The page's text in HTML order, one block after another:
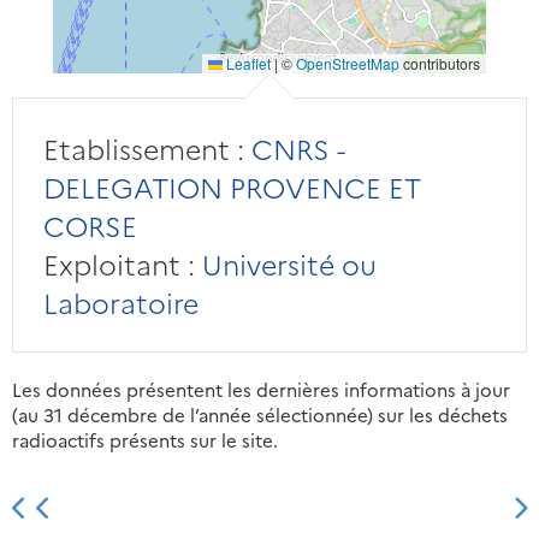
Leaflet|©OpenStreetMapcontributors
Etablissement : CNRS -
DELEGATION PROVENCE ET
CORSE
Exploitant : Université ou
Laboratoire
Les données présentent les dernières informations à jour
(au 31 décembre de l’année sélectionnée) sur les déchets
radioactifs présents sur le site.